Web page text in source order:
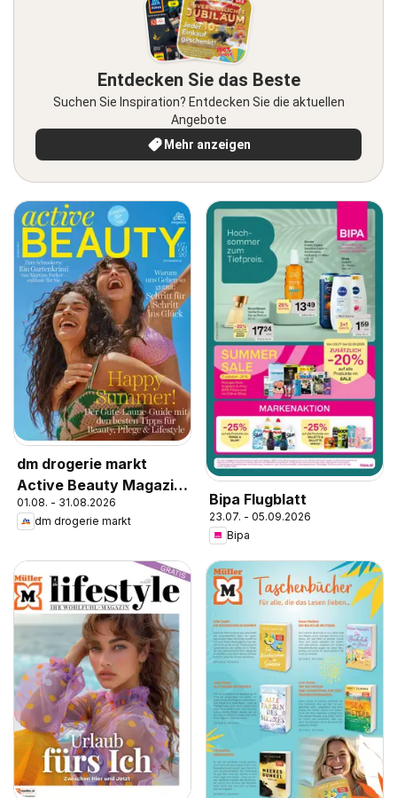
Entdecken Sie das Beste
Suchen Sie Inspiration? Entdecken Sie die aktuellen
Angebote
Mehr anzeigen
dm drogerie markt
Active Beauty Magazin
07,08/2026
01.08. - 31.08.2026
dm drogerie markt
Bipa Flugblatt
23.07. - 05.09.2026
Bipa